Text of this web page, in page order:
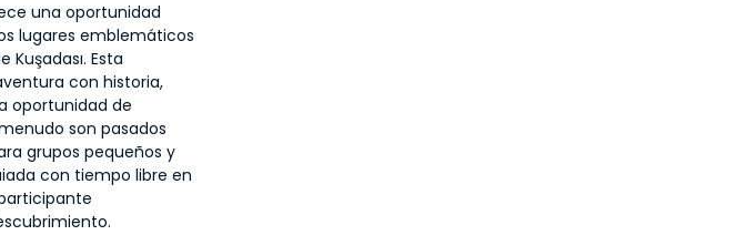
una oportunidad
lugares emblemáticos
Esta
con historia,
oportunidad de
son pasados
grupos pequeños y
con tiempo libre en